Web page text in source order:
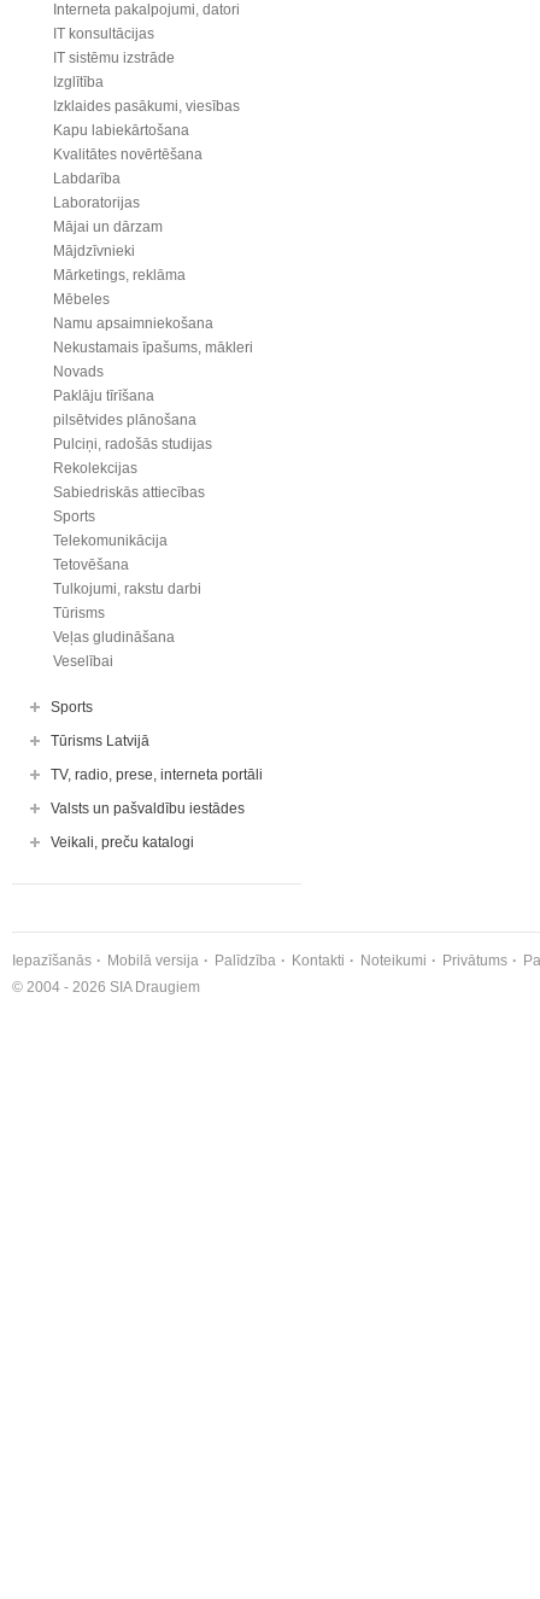
Interneta pakalpojumi, datori
IT konsultācijas
IT sistēmu izstrāde
Izglītība
Izklaides pasākumi, viesības
Kapu labiekārtošana
Kvalitātes novērtēšana
Labdarība
Laboratorijas
Mājai un dārzam
Mājdzīvnieki
Mārketings, reklāma
Mēbeles
Namu apsaimniekošana
Nekustamais īpašums, mākleri
Novads
Paklāju tīrīšana
pilsētvides plānošana
Pulciņi, radošās studijas
Rekolekcijas
Sabiedriskās attiecības
Sports
Telekomunikācija
Tetovēšana
Tulkojumi, rakstu darbi
Tūrisms
Veļas gludināšana
Veselībai
Sports
Tūrisms Latvijā
TV, radio, prese, interneta portāli
Valsts un pašvaldību iestādes
Veikali, preču katalogi
Iepazīšanās Mobilā versija Palīdzība Kontakti Noteikumi Privātums
© 2004 - 2026 SIA Draugiem